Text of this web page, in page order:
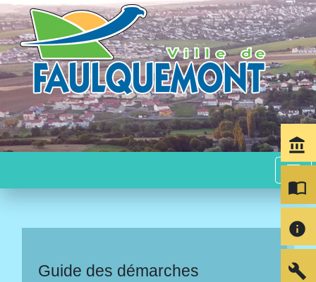
menu
Guide des démarches
account_balance
import_contacts
info
build